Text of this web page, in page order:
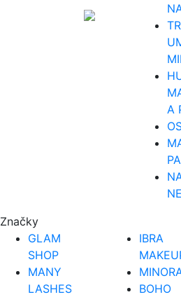
A
Značky
GLAM
SHOP
MANY
LASHES
IBRA
BOHO